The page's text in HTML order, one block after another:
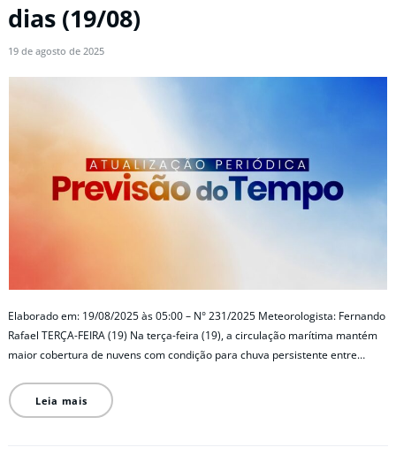
dias (19/08)
19 de agosto de 2025
Elaborado em: 19/08/2025 às 05:00 – N° 231/2025 Meteorologista: Fernando
Rafael TERÇA-FEIRA (19) Na terça-feira (19), a circulação marítima mantém
maior cobertura de nuvens com condição para chuva persistente entre…
Leia mais